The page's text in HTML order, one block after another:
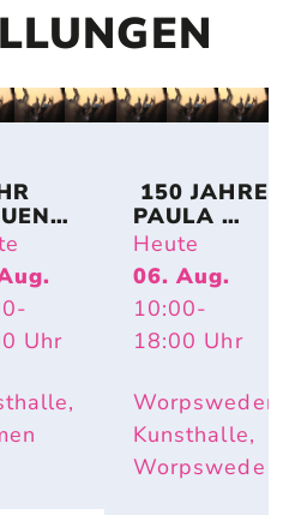
-
Uhr
150 JAHRE
PAULA
MODERSO
HN-
BECKER:
IMPULS
PAULA –
LONGEVIAL
Heute
06. Aug.
10:00-
18:00 Uhr
Worpsweder
Kunsthalle,
Worpswede